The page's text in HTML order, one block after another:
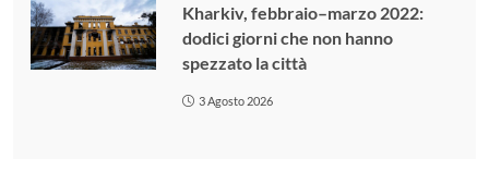
Kharkiv, febbraio–marzo 2022:
dodici giorni che non hanno
spezzato la città
3 Agosto 2026